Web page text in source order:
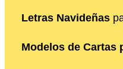
Letras Navideñas
Modelos de Cartas